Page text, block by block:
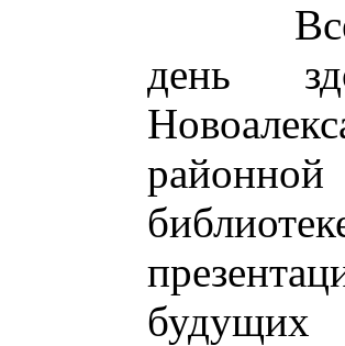
день
будущих